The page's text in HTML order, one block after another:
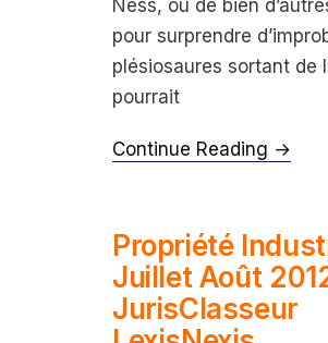
Ness, ou de bien
pour surprendre
plésiosaures sortant de
pourrait
Continue Reading →
Propriété
Juillet Août
JurisClasseur